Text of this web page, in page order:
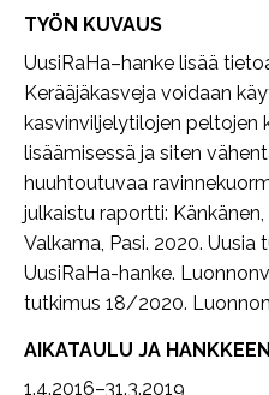
TYÖN KUVAUS
UusiRaHa–hanke lisää
Kerääjäkasveja voidaan
kasvinviljelytilojen peltojen
lisäämisessä ja siten
huuhtoutuvaa
julkaistu raportti:
Valkama, Pasi. 2020. Uusia
UusiRaHa-hanke.
tutkimus 18/2020.
AIKATAULU JA
1.4.2016–31.3.2019